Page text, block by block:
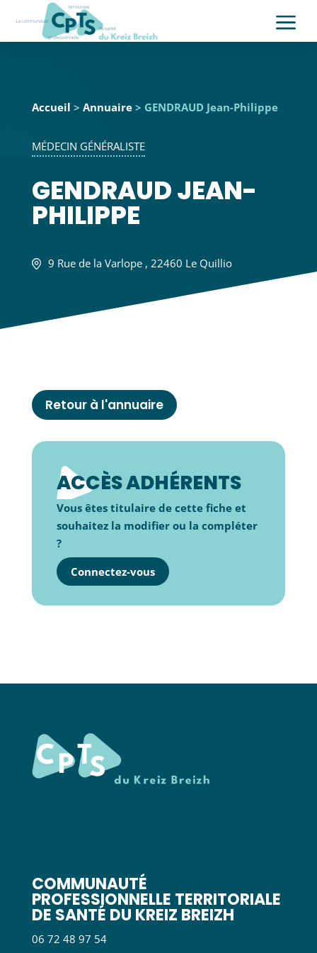
a
Accueil > Annuaire> GENDRAUD Jean-Philippe
MÉDECIN GÉNÉRALISTE
GENDRAUD JEAN-
PHILIPPE
9 Rue de la Varlope , 22460 Le Quillio
Retour à l'annuaire
ACCÈS ADHÉRENTS
Vous êtes titulaire de cette fiche et
souhaitez la modifier ou la compléter
?
Connectez-vous
COMMUNAUTÉ
PROFESSIONNELLE TERRITORIALE
DE SANTÉ DU KREIZ BREIZH
06 72 48 97 54